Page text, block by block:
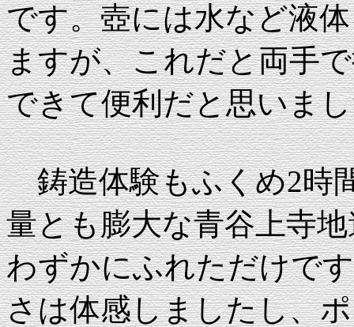
です。壺には水など液
ますが、これだと両手
できて便利だと思いま
鋳造体験もふくめ2時
量とも膨大な青谷上寺
わずかにふれただけで
さは体感しましたし、